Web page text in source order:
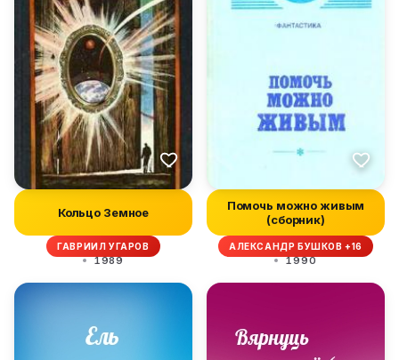
Кольцо Земное
ГАВРИИЛ УГАРОВ
1989
Помочь можно живым
(сборник)
АЛЕКСАНДР БУШКОВ +16
1990